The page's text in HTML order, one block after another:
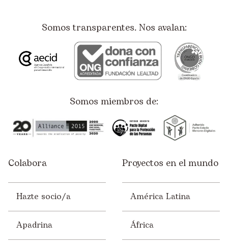
Somos transparentes. Nos avalan:
Somos miembros de:
Colabora
Hazte socio/a
Apadrina
Proyectos en el mundo
América Latina
África